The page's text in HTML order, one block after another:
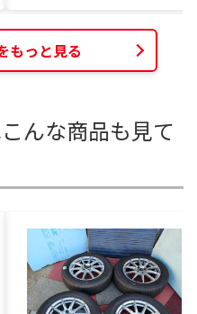
もっと見る
んな商品も見て